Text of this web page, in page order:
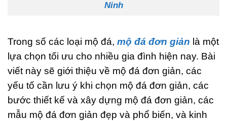
Ninh
Trong số các loại mộ đá, mộ đá đơn giản là một
lựa chọn tối ưu cho nhiều gia đình hiện nay. Bài
viết này sẽ giới thiệu về mộ đá đơn giản, các
yếu tố cần lưu ý khi chọn mộ đá đơn giản, các
bước thiết kế và xây dựng mộ đá đơn giản, các
mẫu mộ đá đơn giản đẹp và phổ biến, và kinh